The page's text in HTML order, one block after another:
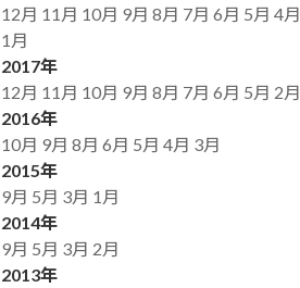
12月 11月 10月 9月8月 7月6月 5月4月
1月
2017年
12月 11月 10月 9月8月 7月6月 5月 2月
2016年
10月 9月8月6月 5月4月 3月
2015年
9月 5月 3月 1月
2014年
9月 5月 3月 2月
2013年